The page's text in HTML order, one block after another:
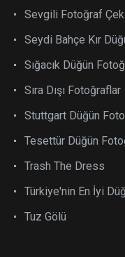
Sevgili Fotoğraf
Seydi Bahçe Kır
Sığacık Düğün
Sıra Dışı Fotoğraflar
Stuttgart Düğün
Tesettür Düğün
Trash The Dress
Türkiye'nin En İyi
Tuz Gölü